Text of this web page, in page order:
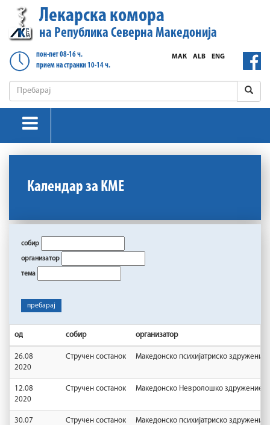
Лекарска комора
на Република Северна Македонија
пон-пет 08-16 ч.
прием на странки 10-14 ч.
ENG
ALB
МАК
Календар за КМЕ
собир
организатор
тема
пребарај
од собир организатор
26.08
2020
Стручен состанок Македонско психијатриско здружение
12.08
2020
Стручен состанок Македонско Невролошко здружение
30.07
Стручен состанок Македонско психијатриско здружение